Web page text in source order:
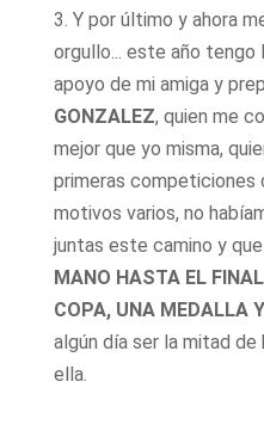
3. Y por último y ahora
orgullo... este año
apoyo de mi amiga y
GONZALEZ, quien me
mejor que yo misma,
primeras competiciones
motivos varios, no
juntas este camino y
MANO HASTA EL FINAL
COPA, UNA MEDALLA
algún día ser la mitad de
ella.